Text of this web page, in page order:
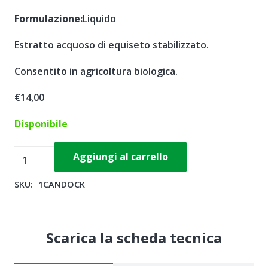
Formulazione:Liquido
Estratto acquoso di equiseto stabilizzato.
Consentito in agricoltura biologica.
€14,00
Disponibile
CANDOCK
1
Aggiungi al carrello
SKU: 1CANDOCK
Scarica la scheda tecnica